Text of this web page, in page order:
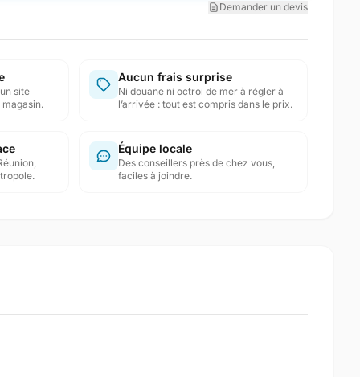
Demander un devis
site
Aucun frais surprise
Ni douane ni octroi de mer à régler à
l’arrivée : tout est compris dans le prix.
Équipe locale
Des conseillers près de chez vous,
faciles à joindre.